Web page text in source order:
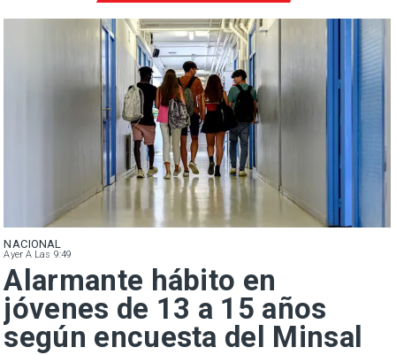
NACIONAL
Ayer A Las 9:49
Alarmante hábito en
jóvenes de 13 a 15 años
según encuesta del Minsal